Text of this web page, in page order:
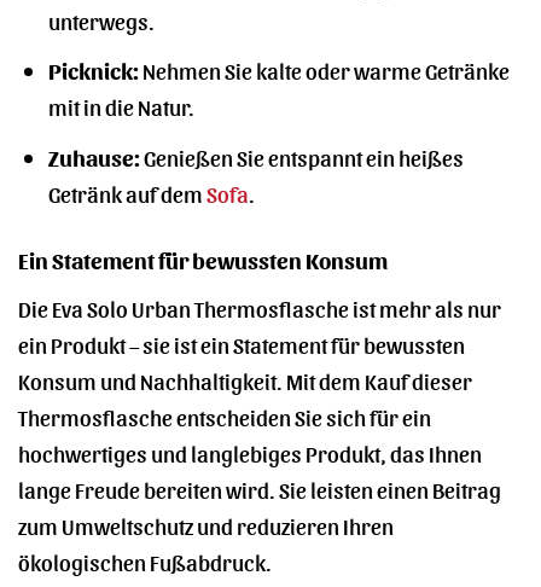
unterwegs.
Picknick:Nehmen Sie kalte oder warme Getränke
mit in die Natur.
Zuhause:Genießen Sie entspannt ein heißes
Getränk auf demSofa
Ein Statement für bewussten Konsum
Die Eva Solo Urban Thermosflasche ist mehr als nur
ein Produkt – sie ist ein Statement für bewussten
Konsum und Nachhaltigkeit. Mit dem Kauf dieser
Thermosflasche entscheiden Sie sich für ein
hochwertiges und langlebiges Produkt, das Ihnen
lange Freude bereiten wird. Sie leisten einen Beitrag
zum Umweltschutz und reduzieren Ihren
ökologischen Fußabdruck.